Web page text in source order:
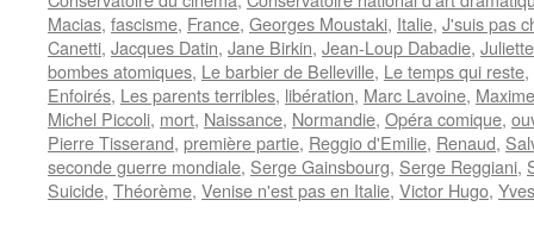
Macias, fascisme, France, Georges Moustaki, Italie, J'suis pas
Canetti, Jacques Datin, Jane Birkin, Jean-Loup Dabadie, Juliette
bombes atomiques, Le barbier de Belleville, Le temps qui reste,
Enfoirés, Les parents terribles, libération, Marc Lavoine,
Michel Piccoli, mort, Naissance, Normandie, Opéra comique,
Pierre Tisserand, première partie, Reggio d'Emilie, Renaud,
seconde guerre mondiale, Serge Gainsbourg, Serge Reggiani,
Suicide, Théorème, Venise n'est pas en Italie, Victor Hugo,